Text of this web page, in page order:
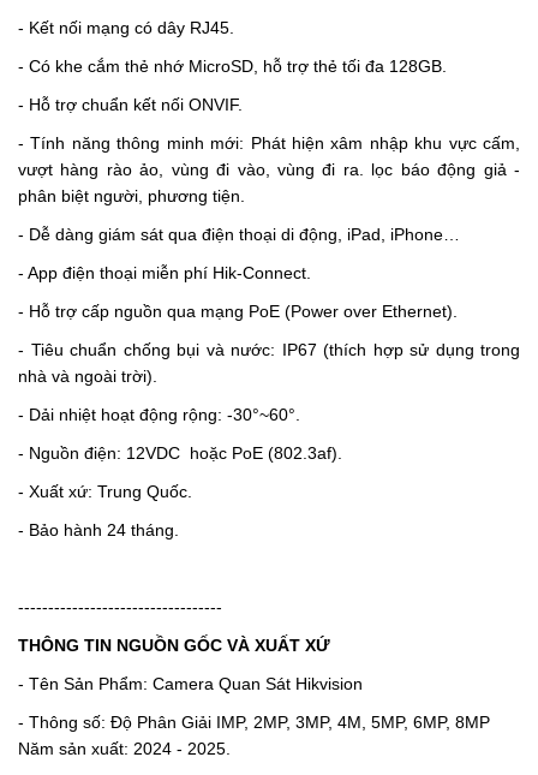
- Kết nối mạng có dây RJ45.
- Có khe cắm thẻ nhớ MicroSD, hỗ trợ thẻ tối đa 128GB.
- Hỗ trợ chuẩn kết nối ONVIF.
- Tính năng thông minh mới: Phát hiện xâm nhập khu vực cấm,
vượt hàng rào ảo, vùng đi vào, vùng đi ra. lọc báo động giả -
phân biệt người, phương tiện.
- Dễ dàng giám sát qua điện thoại di động, iPad, iPhone…
- App điện thoại miễn phí Hik-Connect.
- Hỗ trợ cấp nguồn qua mạng PoE (Power over Ethernet).
- Tiêu chuẩn chống bụi và nước: IP67 (thích hợp sử dụng trong
nhà và ngoài trời).
- Dải nhiệt hoạt động rộng: -30°~60°.
- Nguồn điện: 12VDC hoặc PoE (802.3af).
- Xuất xứ: Trung Quốc.
- Bảo hành 24 tháng.
----------------------------------
THÔNG TIN NGUỒN GỐC VÀ XUẤT XỨ
- Tên Sản Phẩm: Camera Quan Sát Hikvision
- Thông số: Độ Phân Giải IMP, 2MP, 3MP, 4M, 5MP, 6MP, 8MP
Năm sản xuất: 2024 - 2025.